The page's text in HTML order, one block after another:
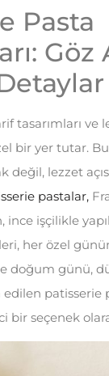
Pasta
Göz
tasarımları ve
bir yer tutar.
değil, lezzet
pastalar,
işçilikle
her özel
doğum günü,
patisserie
bir seçenek